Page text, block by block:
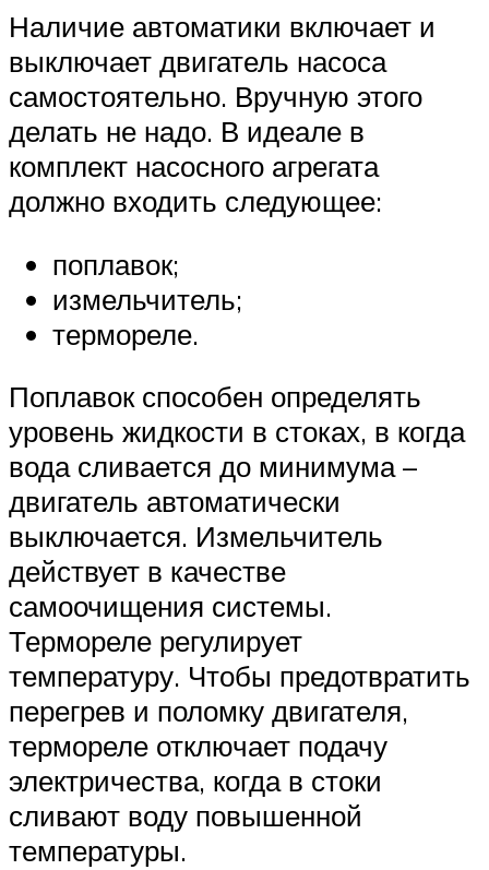
Наличие автоматики включает и
выключает двигатель насоса
самостоятельно. Вручную этого
делать не надо. В идеале в
комплект насосного агрегата
должно входить следующее:
поплавок;
измельчитель;
термореле.
Поплавок способен определять
уровень жидкости в стоках, в когда
вода сливается до минимума –
двигатель автоматически
выключается. Измельчитель
действует в качестве
самоочищения системы.
Термореле регулирует
температуру. Чтобы предотвратить
перегрев и поломку двигателя,
термореле отключает подачу
электричества, когда в стоки
сливают воду повышенной
температуры.